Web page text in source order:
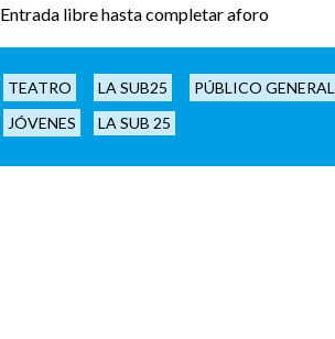
Entrada libre hasta completar aforo
TEATRO LA SUB25
PÚBLICO GENERAL
JÓVENES
LA SUB 25